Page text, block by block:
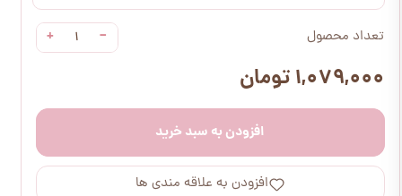
تعداد محصول −
+
۱,۰۷۹,۰۰۰ تومان
افزودن به سبد خرید
افزودن به علاقه مندی ها